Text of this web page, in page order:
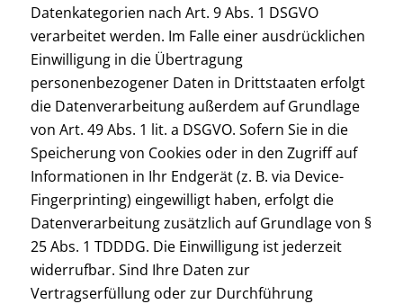
Datenkategorien nach Art. 9 Abs. 1 DSGVO
verarbeitet werden. Im Falle einer ausdrücklichen
Einwilligung in die Übertragung
personenbezogener Daten in Drittstaaten erfolgt
die Datenverarbeitung außerdem auf Grundlage
von Art. 49 Abs. 1 lit. a DSGVO. Sofern Sie in die
Speicherung von Cookies oder in den Zugriff auf
Informationen in Ihr Endgerät (z. B. via Device-
Fingerprinting) eingewilligt haben, erfolgt die
Datenverarbeitung zusätzlich auf Grundlage von §
25 Abs. 1 TDDDG. Die Einwilligung ist jederzeit
widerrufbar. Sind Ihre Daten zur
Vertragserfüllung oder zur Durchführung